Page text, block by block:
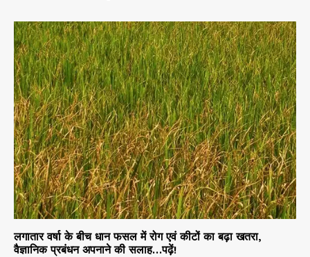
लगातार वर्षा के बीच धान फसल में रोग एवं कीटों का बढ़ा खतरा,
वैज्ञानिक प्रबंधन अपनाने की सलाह…पढ़ें!